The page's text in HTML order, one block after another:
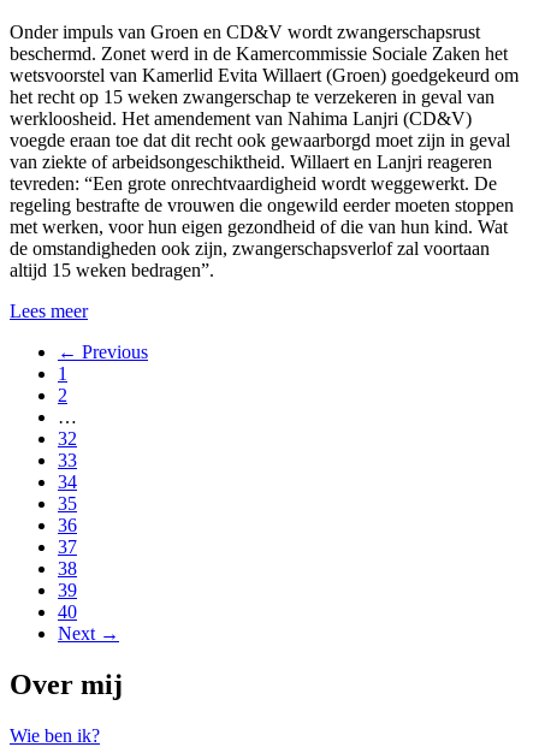
Onder impuls van Groen en CD&V wordt zwangerschapsrust
beschermd. Zonet werd in de Kamercommissie Sociale Zaken het
wetsvoorstel van Kamerlid Evita Willaert (Groen) goedgekeurd om
het recht op 15 weken zwangerschap te verzekeren in geval van
werkloosheid. Het amendement van Nahima Lanjri (CD&V)
voegde eraan toe dat dit recht ook gewaarborgd moet zijn in geval
van ziekte of arbeidsongeschiktheid. Willaert en Lanjri reageren
tevreden: “Een grote onrechtvaardigheid wordt weggewerkt. De
regeling bestrafte de vrouwen die ongewild eerder moeten stoppen
met werken, voor hun eigen gezondheid of die van hun kind. Wat
de omstandigheden ook zijn, zwangerschapsverlof zal voortaan
altijd 15 weken bedragen”.
Lees meer
← Previous
1
2
…
32
33
34
35
36
37
38
39
40
Next →
Over mij
Wie ben ik?